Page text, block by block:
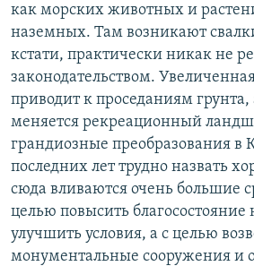
как морских животных и
наземных. Там возникают
кстати, практически никак не
законодательством.
приводит к проседаниям грунта,
меняется рекреационный
грандиозные преобразования в
последних лет трудно назвать
сюда вливаются очень большие
целью повысить благосостояние
улучшить условия, а с целью
монументальные сооружения и